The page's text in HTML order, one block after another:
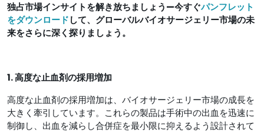
独占市場インサイトを解き放ちましょう—今すぐパンフレット
をダウンロードして、グローバルバイオサージェリー市場の未
来をさらに深く探りましょう。
1. 高度な止血剤の採用増加
高度な止血剤の採用増加は、バイオサージェリー市場の成長を
大きく牽引しています。これらの製品は手術中の出血を迅速に
制御し、出血を減らし合併症を最小限に抑えるよう設計されて